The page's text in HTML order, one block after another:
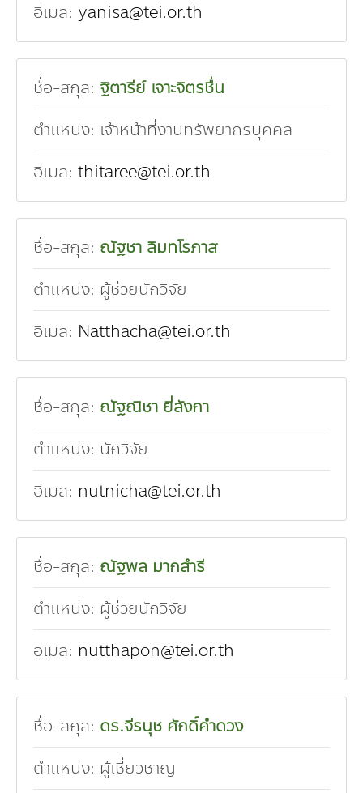
อีเมล: yanisa@tei.or.th
ชื่อ-สกุล: ฐิตารีย์ เจาะจิตรชื่น
ตำแหน่ง: เจ้าหน้าที่งานทรัพยากรบุคคล
อีเมล: thitaree@tei.or.th
ชื่อ-สกุล: ณัฐชา ลิมทโรภาส
ตำแหน่ง: ผู้ช่วยนักวิจัย
อีเมล: Natthacha@tei.or.th
ชื่อ-สกุล: ณัฐณิชา ยี่ลังกา
ตำแหน่ง: นักวิจัย
อีเมล: nutnicha@tei.or.th
ชื่อ-สกุล: ณัฐพล มากสำรี
ตำแหน่ง: ผู้ช่วยนักวิจัย
อีเมล: nutthapon@tei.or.th
ชื่อ-สกุล: ดร.จีรนุช ศักดิ์คำดวง
ตำแหน่ง: ผู้เชี่ยวชาญ